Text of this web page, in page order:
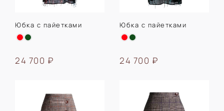
Юбка с пайетками
24 700 ₽
Юбка с пайетками
24 700 ₽